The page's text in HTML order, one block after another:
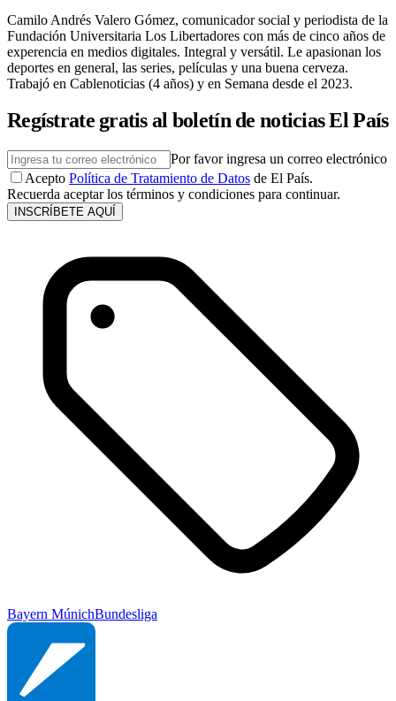
Camilo Andrés Valero Gómez, comunicador social y periodista de la
Fundación Universitaria Los Libertadores con más de cinco años de
experencia en medios digitales. Integral y versátil. Le apasionan los
deportes en general, las series, películas y una buena cerveza.
Trabajó en Cablenoticias (4 años) y en Semana desde el 2023.
Regístrate gratis al boletín de noticias El País
Por favor ingresa un correo electrónico
Acepto Política de Tratamiento de Datos de El País.
Recuerda aceptar los términos y condiciones para continuar.
INSCRÍBETE AQUÍ
Bayern MúnichBundesliga